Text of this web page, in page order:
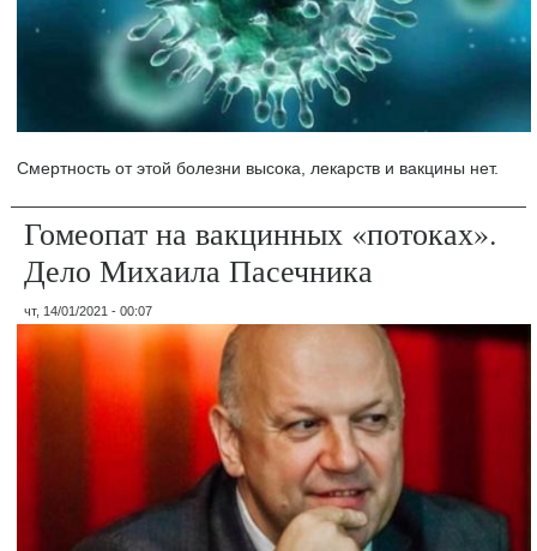
Смертность от этой болезни высока, лекарств и вакцины нет.
Гомеопат на вакцинных «потоках».
Дело Михаила Пасечника
чт, 14/01/2021 - 00:07